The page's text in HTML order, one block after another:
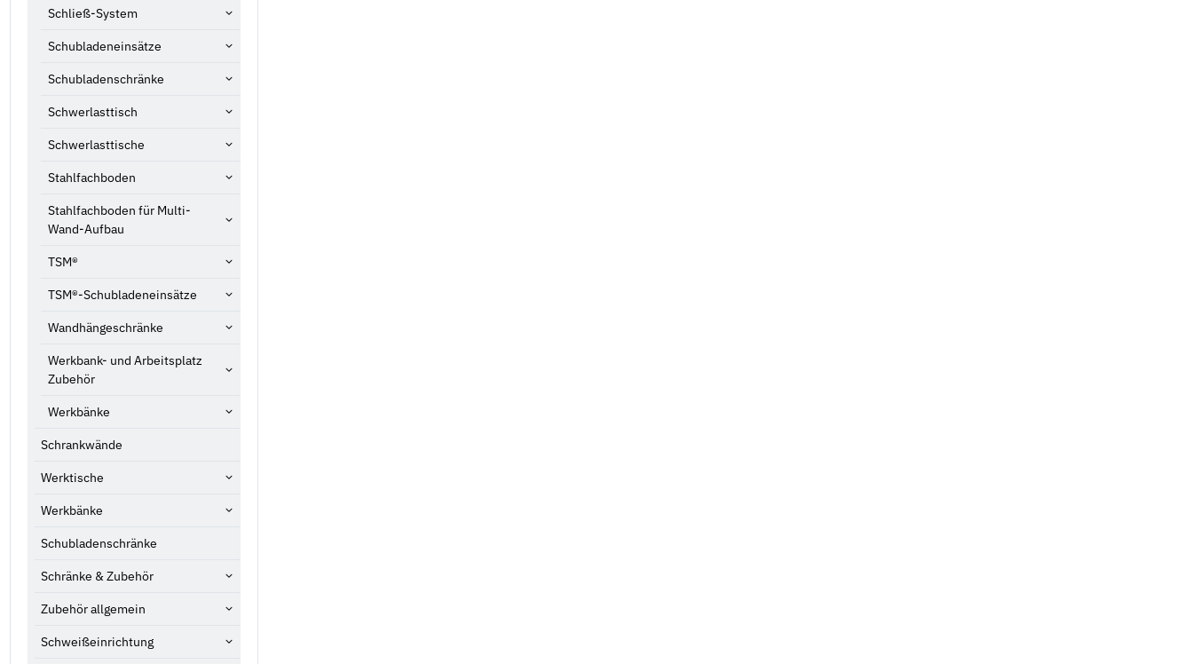
Schließ-System
Schubladeneinsätze
Schubladenschränke
Schwerlasttisch
Schwerlasttische
Stahlfachboden
Stahlfachboden für Multi-
Wand-Aufbau
TSM®
TSM®-Schubladeneinsätze
Wandhängeschränke
Werkbank- und Arbeitsplatz
Zubehör
Werkbänke
Schrankwände
Werktische
Werkbänke
Schubladenschränke
Schränke & Zubehör
Zubehör allgemein
Schweißeinrichtung